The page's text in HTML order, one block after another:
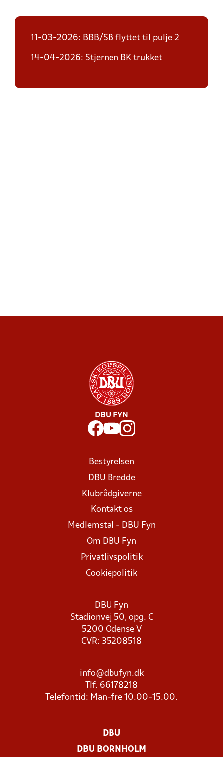
11-03-2026: BBB/SB flyttet til pulje 2
14-04-2026: Stjernen BK trukket
DBU FYN
Bestyrelsen
DBU Bredde
Klubrådgiverne
Kontakt os
Medlemstal - DBU Fyn
Om DBU Fyn
Privatlivspolitik
Cookiepolitik
DBU Fyn
Stadionvej 50, opg. C
5200 Odense V
CVR: 35208518
info@dbufyn.dk
Tlf. 66178218
Telefontid: Man-fre 10.00-15.00.
DBU
DBU BORNHOLM